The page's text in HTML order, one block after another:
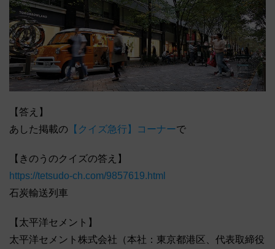
【答え】
あした掲載の 【クイズ急行】コーナーで
【きのうのクイズの答え】
https://tetsudo-ch.com/9857619.html
石炭輸送列車
【太平洋セメント】
太平洋セメント株式会社（本社：東京都港区、代表取締役